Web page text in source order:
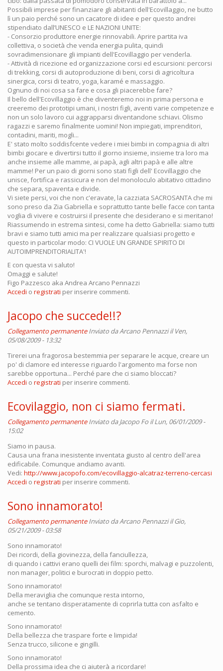
Possibili imprese per finanziare gli abitanti dell'Ecovillaggio, ne butto
lì un paio perché sono un cacatore di idee e per questo andrei
stipendiato dall’UNESCO e LE NAZIONI UNITE:
- Consorzio produttore energie rinnovabili. Aprire partita iva
collettiva, o società che venda energia pulita, quindi
sovradimensionare gli impianti dell'Ecovillaggio per venderla.
- Attività di ricezione ed organizzazione corsi ed escursioni: percorsi
di trekking, corsi di autoproduzione di beni, corsi di agricoltura
sinergica, corsi di teatro, yoga, karamé e massaggio.
Ognuno di noi cosa sa fare e cosa gli piacerebbe fare?
Il bello dell'Ecovillaggio è che diventeremo noi in prima persona e
creeremo dei prototipi umani, i nostri figli, aventi varie competenze e
non un solo lavoro cui aggrapparsi diventandone schiavi. Olismo
ragazzi e saremo finalmente uomini! Non impiegati, imprenditori,
contadini, mariti, mogli...
E' stato molto soddisfcente vedere i miei bimbi in compagnia di altri
bimbi giocare e divertirsi tutto il giorno insieme, insieme tra loro ma
anche insieme alle mamme, ai papà, agli altri papà e alle altre
mamme! Per un paio di giorni sono stati figli dell' Ecovillaggio che
unisce, fortifica e rassicura e non del monoloculo abitativo cittadino
che separa, spaventa e divide.
Vi siete persi, voi che non c'eravate, la cazziata SACROSANTA che mi
sono preso da Zia Gabriella e soprattutto tante belle facce con tanta
voglia di vivere e costruirsi il presente che desiderano e si meritano!
Riassumendo in estrema sintesi, come ha detto Gabriella: siamo tutti
bravi e siamo tutti amici ma per realizzare qualsiasi progetto e
questo in particolar modo: CI VUOLE UN GRANDE SPIRITO DI
AUTOIMPRENDITORIALITA'!
E con questa vi saluto!
Omaggi e salute!
Figo Pazzesco aka Andrea Arcano Pennazzi
Accedi o registrati per inserire commenti.
Jacopo che succede!!?
Collegamento permanente Inviato daArcano Pennazziil Ven,
05/08/2009 - 13:32
Tirerei una fragorosa bestemmia per separare le acque, creare un
po' di clamore ed interesse riguardo l'argomento ma forse non
sarebbe opportuna... Perché pare che ci siamo bloccati?
Accedi o registrati per inserire commenti.
Ecovilaggio, non ci siamo fermati.
Collegamento permanente Inviato daJacopo Fo il Lun, 06/01/2009 -
15:02
Siamo in pausa.
Causa una frana inesistente inventata giusto al centro dell'area
edificabile. Comunque andiamo avanti.
Vedi: http://www.jacopofo.com/ecovillaggio-alcatraz-terreno-cercasi
Accedi o registrati per inserire commenti.
Sono innamorato!
Collegamento permanente Inviato daArcano Pennazziil Gio,
05/21/2009 - 03:58
Sono innamorato!
Dei ricordi, della giovinezza, della fanciullezza,
di quando i cattivi erano quelli dei film: sporchi, malvagi e puzzolenti,
non manager, politici e burocrati in doppio petto.
Sono innamorato!
Della meraviglia che comunque resta intorno,
anche se tentano disperatamente di coprirla tutta con asfalto e
cemento.
Sono innamorato!
Della bellezza che traspare forte e limpida!
Senza trucco, silicone e gingilli.
Sono innamorato!
Della prossima idea che ci aiuterà a ricordare!